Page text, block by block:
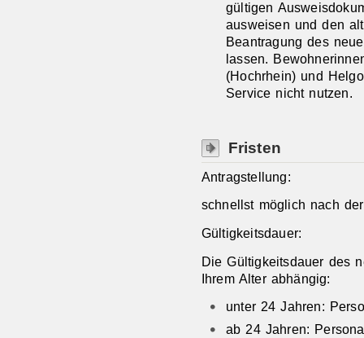
gültigen
ausweisen und den
Beantragung des
lassen.
(Hochrhein) und
Service nicht nutzen.
Fristen
Antragstellung:
schnellst möglich nach
Gültigkeitsdauer:
Die Gültigkeitsdauer des
Ihrem Alter abhängig:
unter 24 Jahren:
ab 24 Jahren: